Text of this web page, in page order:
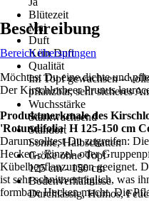
Blütezeit
Mai
Duft
Kein Duft
Qualität
Im Topf gewachsen –
pflanzbar, sehr sicheres
Wuchsstärke
Starkwachsend
Standort
Sonne, Halbschatten
Größe ohne Topf
125 cm - 150 cm
Bodenverhältnisse
Durchlässig, Humos,
Beschreibung
Bereich überspringen
Möchtest Du eine dichte und
Der Kirschlorbeer Prunus
Produktmerkmale des
'Rotundifolia' H 125-150 cm
Darum solltest Du zugreifen:
Hecken-, Einzel- oder
Kübelbepflanzungen geeignet.
ist sehr schnittverträglich, was
formbare Hecken macht. Die